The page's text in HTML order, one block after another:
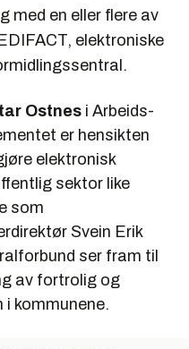
med en eller flere av
elektroniske
Ostnes i Arbeids-
er hensikten
elektronisk
sektor like
som
Svein Erik
ser fram til
av fortrolig og
kommunene.